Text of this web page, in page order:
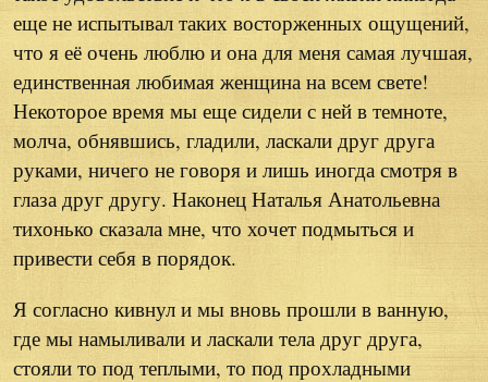
еще не испытывал таких восторженных ощущений,
что я её очень люблю и она для меня самая лучшая,
единственная любимая женщина на всем свете!
Некоторое время мы еще сидели с ней в темноте,
молча, обнявшись, гладили, ласкали друг друга
руками, ничего не говоря и лишь иногда смотря в
глаза друг другу. Наконец Наталья Анатольевна
тихонько сказала мне, что хочет подмыться и
привести себя в порядок.
Я согласно кивнул и мы вновь прошли в ванную,
где мы намыливали и ласкали тела друг друга,
стояли то под теплыми, то под прохладными